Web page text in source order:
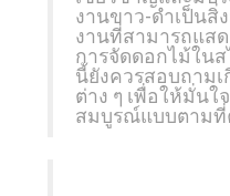
งานขาว-ดำเป็นสิ่
งานที่สามารถแส
การจัดดอกไม้ใน
นี้ยังควรสอบถาม
ต่าง ๆ เพื่อให้มั่นใ
สมบูรณ์แบบตามที่